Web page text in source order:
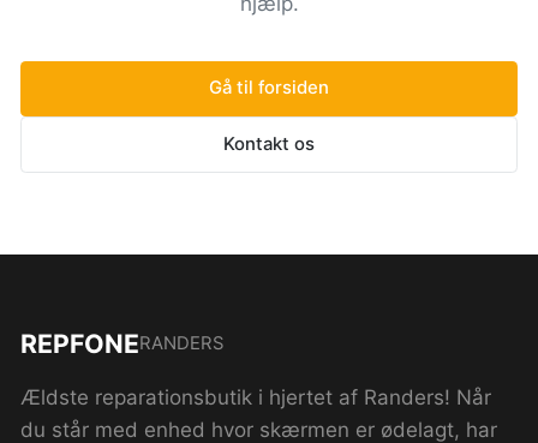
Gå til forsiden
Kontakt os
REPFONERANDERS
Ældste reparationsbutik i hjertet af Randers! Når
du står med enhed hvor skærmen er ødelagt, har